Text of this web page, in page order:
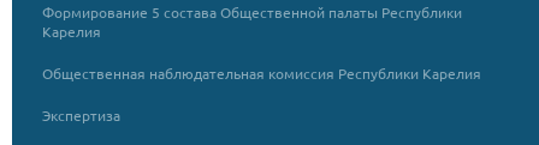
Формирование 5 состава Общественной палаты Республики
Карелия
Общественная наблюдательная комиссия Республики Карелия
Экспертиза